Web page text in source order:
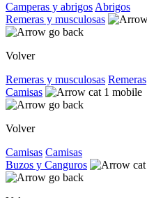
Camperas y abrigos Abrigos
Remeras y musculosas
Volver
Remeras y musculosas Remeras
Camisas
Volver
Camisas Camisas
Buzos y Canguros